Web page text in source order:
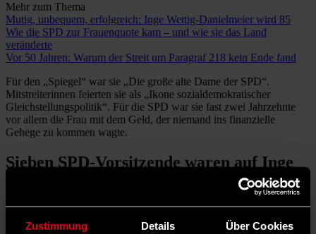
Zustimmung Details Über Cookies
Mehr zum Thema
Mutig, unbequem, erfolgreich: Inge Wettig-Danielmeier wird 85
Wie die SPD zur Frauenquote kam – und wie sie das Land
veränderte
Vor 50 Jahren: Warum der Streit um Paragraf 218 kein Ende fand
Für den „Spiegel“ war sie „Die große alte Dame der SPD“.
Mitstreiterinnen feierten sie als „Ikone sozialdemokratischer
Gleichstellungspolitik“. Für die SPD war sie fast zwei Jahrzehnte
vor allem die Frau mit dem Geld, der niemand ins finanzielle
Gehege zu kommen wagte.
Sieben SPD-Vorsitzende waren auf Inge
Für die am 1. Oktober 1936 in Heilbronn geborene Inge Wettig-
Danielmeier, die 1959 in die SPD eintrat, wäre an vielen